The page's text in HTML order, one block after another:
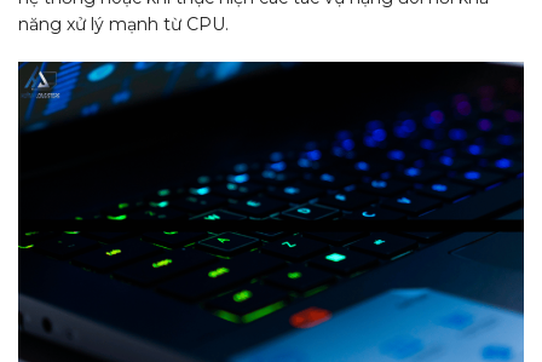
năng xử lý mạnh từ CPU.